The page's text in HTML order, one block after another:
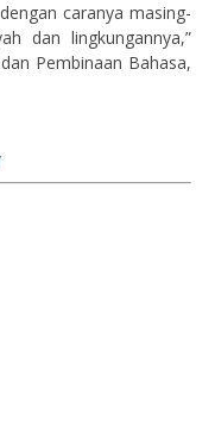
caranya masing-
dan lingkungannya,”
Pembinaan Bahasa,